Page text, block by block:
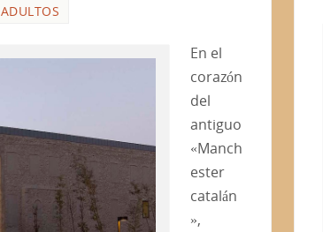
ADULTOS
En el
corazón
del
antiguo
«Manch
ester
catalán
»,